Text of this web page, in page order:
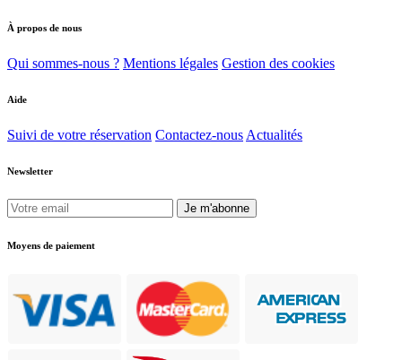
À propos de nous
Qui sommes-nous ? Mentions légales Gestion des cookies
Aide
Suivi de votre réservation Contactez-nous Actualités
Newsletter
Je m'abonne
Moyens de paiement